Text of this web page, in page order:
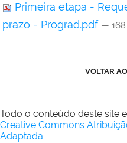
Primeira etapa -
prazo - Prograd.pdf — 168
VOLTAR
Todo o conteúdo deste site
Creative Commons
Adaptada.